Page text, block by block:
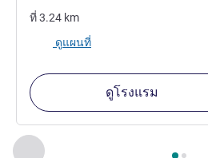
ก่อนหน้า - สถานประกอบการอื่
หน้า1 , สถานประกอบการอื่
ที่3.24 km
ดูแผนที่
ดูโรงแรม